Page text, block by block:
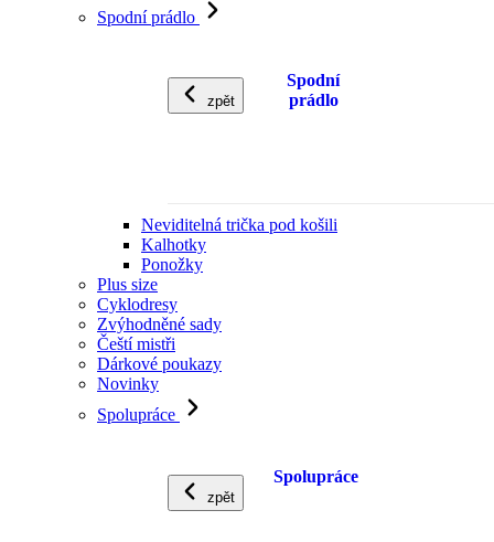
Spodní prádlo
zpět
Spodní
prádlo
Neviditelná trička pod košili
Kalhotky
Ponožky
Plus size
Cyklodresy
Zvýhodněné sady
Čeští mistři
Dárkové poukazy
Novinky
Spolupráce
zpět
Spolupráce